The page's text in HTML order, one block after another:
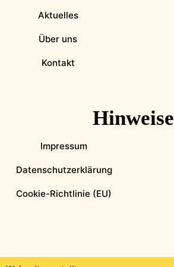
Aktuelles
Über uns
Kontakt
Hinweise
Impressum
Datenschutzerklärung
Cookie-Richtlinie (EU)